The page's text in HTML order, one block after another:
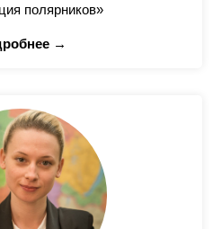
полярников»
→